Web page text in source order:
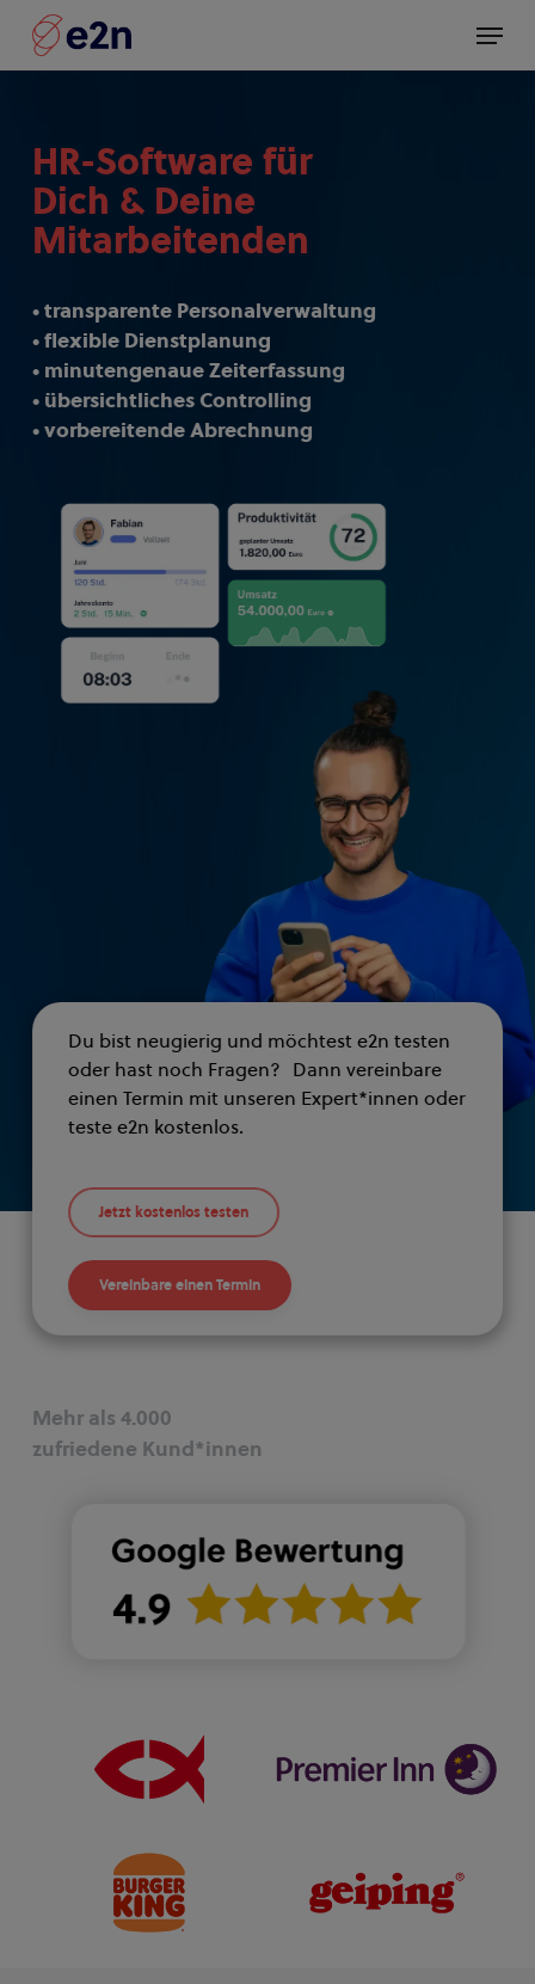
main
Menü
HR-Software für
Dich & Deine
Mitarbeitenden
• transparente Personalverwaltung
• flexible Dienstplanung
• minutengenaue Zeiterfassung
• übersichtliches Controlling
• vorbereitende Abrechnung
Du bist neugierig und möchtest e2n testen
oder hast noch Fragen? Dann vereinbare
einen Termin mit unseren Expert*innen oder
teste e2n kostenlos.
Jetzt kostenlos testen
Vereinbare einen Termin
Mehr als 4.000
zufriedene Kund*innen